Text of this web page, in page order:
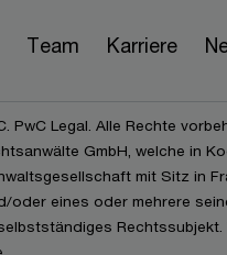
Team Karriere
PwC Legal. Alle Rechte
GmbH, welche in
mit Sitz in
oder eines oder mehrere